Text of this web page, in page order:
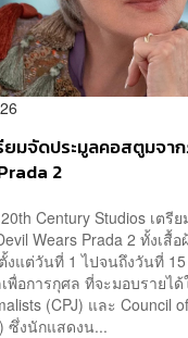
ยมจัดประมูลคอสตูมจา
2
Century Studios เต
Wears Prada 2 ทั้งเสื้
งแต่วันที่ 1 ไปจนถึงวันที่
พื่อการกุศล ที่จะมอบรายได้
(CPJ) และ Council
ซึ่งนักแสดงน...